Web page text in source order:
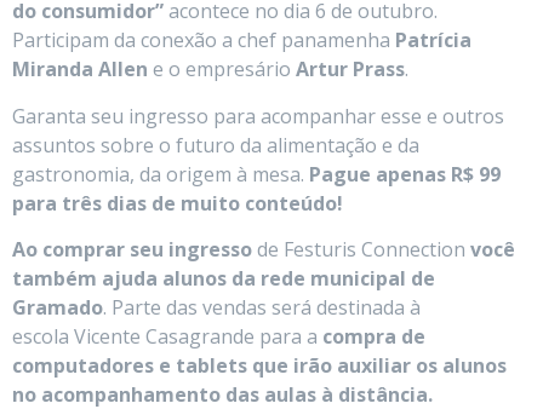
do consumidor”acontece no dia 6 de outubro.
Participam da conexão a chef panamenha Patrícia
Miranda Allen e o empresário Artur Prass.
Garanta seu ingresso para acompanhar esse e outros
assuntos sobre o futuro da alimentação e da
gastronomia, da origem à mesa. Pague apenas R$ 99
para três dias de muito conteúdo!
Ao comprar seu ingressode Festuris Connection você
também ajuda alunos da rede municipal de
Gramado. Parte das vendas será destinada à
escola Vicente Casagrande para a compra de
computadores e tablets que irão auxiliar os alunos
no acompanhamento das aulas à distância.